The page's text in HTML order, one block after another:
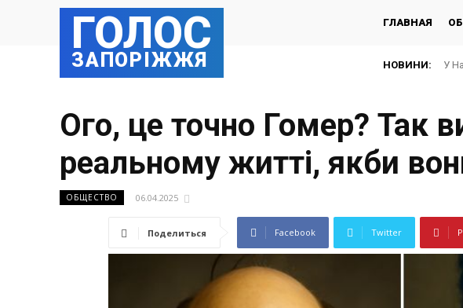
ГОЛОС
ЗАПОРІЖЖЯ
ГЛАВНАЯ
НОВИНИ: У
Ого, це точно Гомер? Так
реальному житті, якби
ОБЩЕСТВО 06.04.2025
Поделиться Facebook Twitter